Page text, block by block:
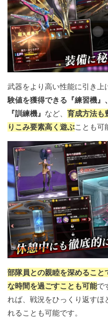
武器をより高い性能に引き上
験値を獲得できる『練習機
『訓練機』 など、 育成方法も
りこみ要素高く遊ぶことも可
部隊員との親睦を深めるこ
な時間を過ごすことも可能で
れば、戦況をひっくり返すほ
れることも可能です。